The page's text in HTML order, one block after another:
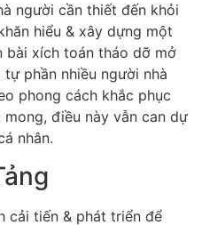
người cần thiết đến khỏi
hiểu & xây dựng một
bài xích toán tháo dỡ mở
phần nhiều người nhà
phong cách khắc phục
điều này vẫn can dự
nhân.
cải tiến & phát triển để